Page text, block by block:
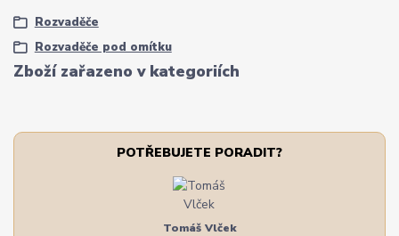
Zboží zařazeno v kategoriích
Rozvaděče
Rozvaděče pod omítku
POTŘEBUJETE PORADIT?
Tomáš Vlček